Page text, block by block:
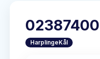
HarplingeKål